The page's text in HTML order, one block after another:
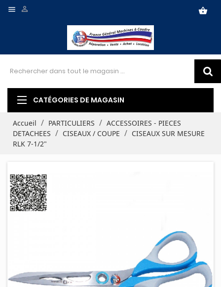
 shopping_basket

CATÉGORIES DE MAGASIN
Accueil PARTICULIERS
ACCESSOIRES - PIECES
DETACHEES
CISEAUX / COUPE
CISEAUX SUR MESURE
RLK 7-1/2"